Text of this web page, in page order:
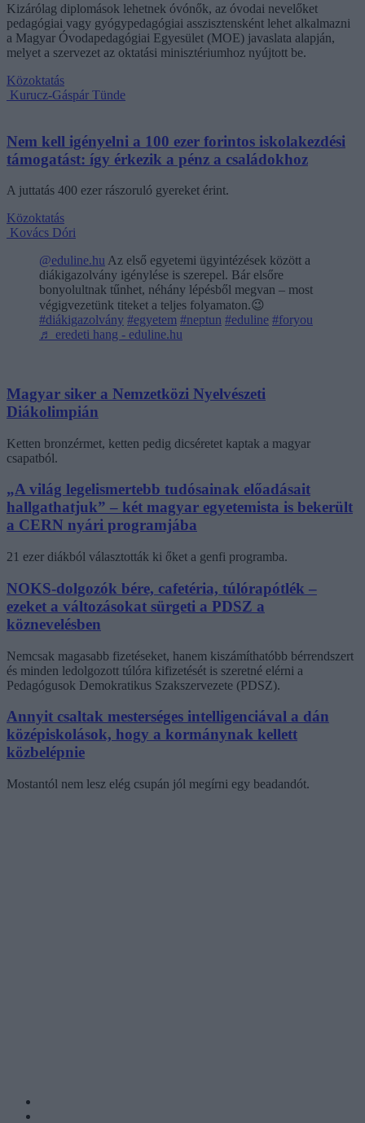
Kizárólag diplomások lehetnek óvónők, az óvodai nevelőket
pedagógiai vagy gyógypedagógiai asszisztensként lehet alkalmazni
a Magyar Óvodapedagógiai Egyesület (MOE) javaslata alapján,
melyet a szervezet az oktatási minisztériumhoz nyújtott be.
Közoktatás
Kurucz-Gáspár Tünde
Nem kell igényelni a 100 ezer forintos iskolakezdési
támogatást: így érkezik a pénz a családokhoz
A juttatás 400 ezer rászoruló gyereket érint.
Közoktatás
Kovács Dóri
@eduline.hu Az első egyetemi ügyintézések között a
diákigazolvány igénylése is szerepel. Bár elsőre
bonyolultnak tűnhet, néhány lépésből megvan – most
végigvezetünk titeket a teljes folyamaton.😉
#diákigazolvány #egyetem #neptun #eduline #foryou
♬ eredeti hang - eduline.hu
Magyar siker a Nemzetközi Nyelvészeti
Diákolimpián
Ketten bronzérmet, ketten pedig dicséretet kaptak a magyar
csapatból.
„A világ legelismertebb tudósainak előadásait
hallgathatjuk” – két magyar egyetemista is bekerült
a CERN nyári programjába
21 ezer diákból választották ki őket a genfi programba.
NOKS-dolgozók bére, cafetéria, túlórapótlék –
ezeket a változásokat sürgeti a PDSZ a
köznevelésben
Nemcsak magasabb fizetéseket, hanem kiszámíthatóbb bérrendszert
és minden ledolgozott túlóra kifizetését is szeretné elérni a
Pedagógusok Demokratikus Szakszervezete (PDSZ).
Annyit csaltak mesterséges intelligenciával a dán
középiskolások, hogy a kormánynak kellett
közbelépnie
Mostantól nem lesz elég csupán jól megírni egy beadandót.